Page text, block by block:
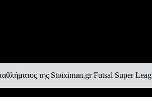
της Stoiximan.gr Futsal Super